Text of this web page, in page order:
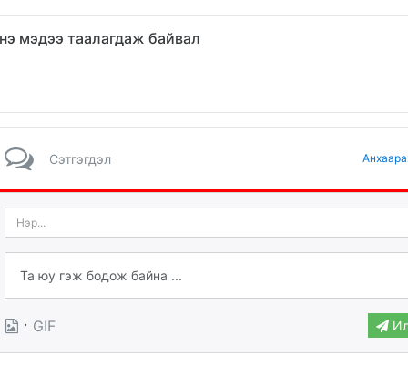
мэдээ таалагдаж байвал
Сэтгэгдэл
· GIF